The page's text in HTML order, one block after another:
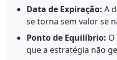
Data de Expiração: A
se torna sem valor se
Ponto de Equilíbrio:
que a estratégia não